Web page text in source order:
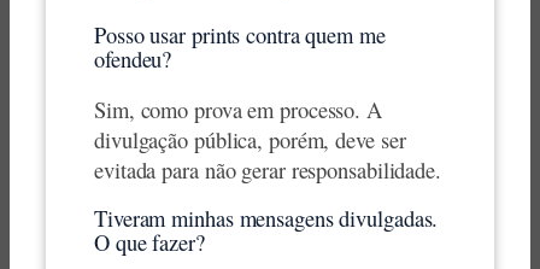
Posso usar prints contra quem me
ofendeu?
Sim, como prova em processo. A
divulgação pública, porém, deve ser
evitada para não gerar responsabilidade.
Tiveram minhas mensagens divulgadas.
O que fazer?